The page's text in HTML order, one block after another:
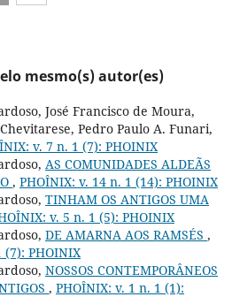
mesmo(s) autor(es)
José Francisco de Moura,
Pedro Paulo A. Funari,
v. 7 n. 1 (7): PHOINIX
AS COMUNIDADES ALDEÃS
, PHOÎNIX: v. 14 n. 1 (14): PHOINIX
TINHAM OS ANTIGOS UMA
v. 5 n. 1 (5): PHOINIX
DE AMARNA AOS RAMSÉS ,
(7): PHOINIX
NOSSOS CONTEMPORÂNEOS
, PHOÎNIX: v. 1 n. 1 (1):